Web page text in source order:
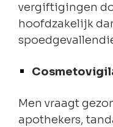
vergiftigingen
hoofdzakelijk
Men vraagt
apothekers,